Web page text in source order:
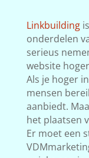
Linkbuilding
onderdelen
serieus
website
Als je hoger
mensen
aanbiedt.
het plaatsen
Er moet een